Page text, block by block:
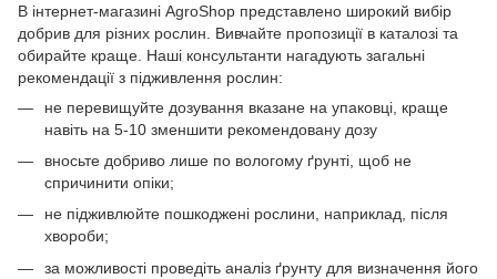
В інтернет-магазині AgroShop представлено широкий вибір
добрив для різних рослин. Вивчайте пропозиції в каталозі та
обирайте краще. Наші консультанти нагадують загальні
рекомендації з підживлення рослин:
не перевищуйте дозування вказане на упаковці, краще
навіть на 5-10 зменшити рекомендовану дозу
вносьте добриво лише по вологому ґрунті, щоб не
спричинити опіки;
не підживлюйте пошкоджені рослини, наприклад, після
хвороби;
за можливості проведіть аналіз ґрунту для визначення його